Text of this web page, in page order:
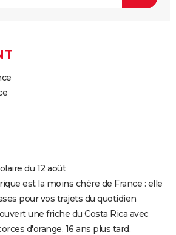
du 12 août
est la moins chère de France : elle
pour vos trajets du quotidien
une friche du Costa Rica avec
d'orange. 16 ans plus tard,